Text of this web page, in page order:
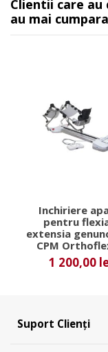
Clientii care
au mai
Inchiriere
pentru
extensia
CPM
1 200,00
Suport Clienți